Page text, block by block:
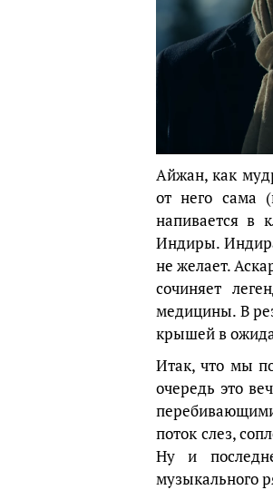
Айжан, как
от него сама
напивается в
Индиры.
не желает.
сочиняет
медицины. В
крышей в
Итак, что мы
очередь это
поток слез,
Ну и
музыкального